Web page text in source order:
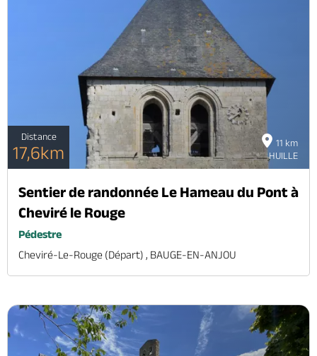
11 km
HUILLE
Distance
17,6km
Sentier de randonnée Le Hameau du Pont à
Cheviré le Rouge
Pédestre
Cheviré-Le-Rouge (départ) , BAUGE-EN-ANJOU